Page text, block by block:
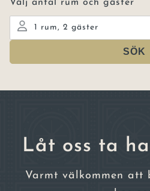
Låt oss ta
Varmt välkommen att